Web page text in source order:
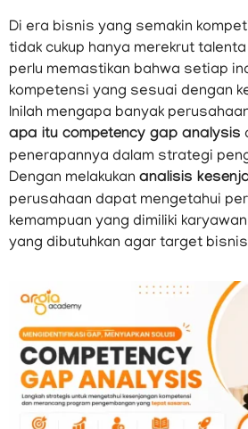
Di era bisnis yang semakin
tidak cukup hanya merekrut
perlu memastikan bahwa setiap
kompetensi yang sesuai dengan
Inilah mengapa banyak
apa itu competency gap analysis
penerapannya dalam strategi
Dengan melakukan analisis
perusahaan dapat mengetahui
kemampuan yang dimiliki
yang dibutuhkan agar target